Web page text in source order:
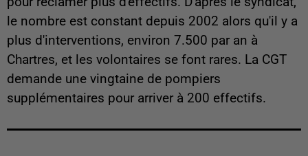
le nombre est constant depuis 2002 alors qu'il y a
plus d'interventions, environ 7.500 par an à
Chartres, et les volontaires se font rares. La CGT
demande une vingtaine de pompiers
supplémentaires pour arriver à 200 effectifs.